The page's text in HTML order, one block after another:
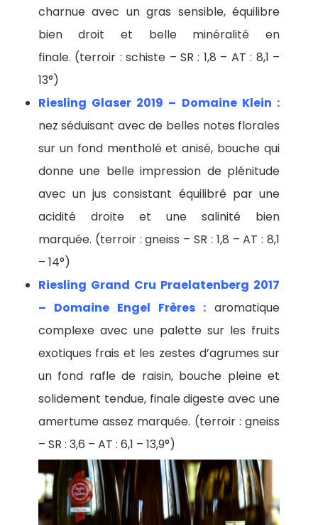
charnue avec un gras sensible, équilibre
bien droit et belle minéralité en
finale. (terroir : schiste – SR : 1,8 – AT : 8,1 –
13°)
Riesling Glaser 2019 – Domaine Klein :
nez séduisant avec de belles notes florales
sur un fond mentholé et anisé, bouche qui
donne une belle impression de plénitude
avec un jus consistant équilibré par une
acidité droite et une salinité bien
marquée. (terroir : gneiss – SR : 1,8 – AT : 8,1
– 14°)
Riesling Grand Cru Praelatenberg 2017
– Domaine Engel Frères : aromatique
complexe avec une palette sur les fruits
exotiques frais et les zestes d’agrumes sur
un fond rafle de raisin, bouche pleine et
solidement tendue, finale digeste avec une
amertume assez marquée. (terroir : gneiss
– SR : 3,6 – AT : 6,1 – 13,9°)